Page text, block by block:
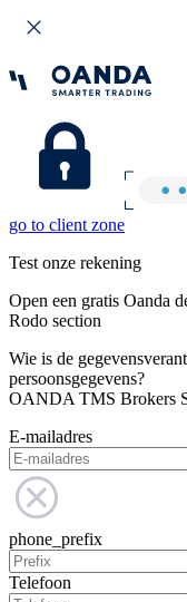
go to client zone
Test onze rekening
Open een gratis Oanda
Rodo section
Wie is de
persoonsgegevens?
OANDA TMS Brokers
E-mailadres
phone_prefix
Telefoon